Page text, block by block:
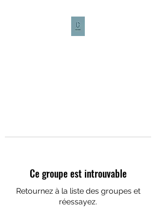
Ce groupe est introuvable
Retournez à la liste des groupes et
réessayez.